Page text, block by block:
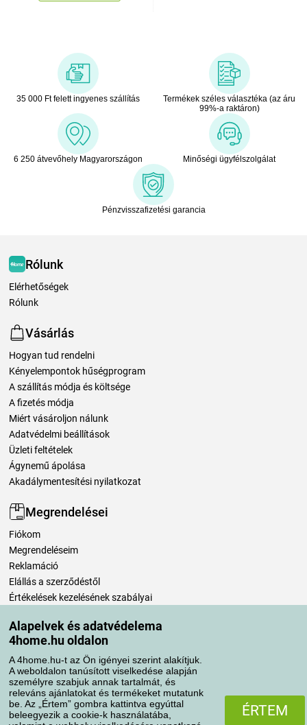
Alapelvek és adatvédelema
4home.hu oldalon
A 4home.hu-t az Ön igényei szerint alakítjuk.
A weboldalon tanúsított viselkedése alapján
személyre szabjuk annak tartalmát, és
releváns ajánlatokat és termékeket mutatunk
be. Az „Értem” gombra kattintva egyúttal
beleegyezik a cookie-k használatába,
ÉRTEM
35 000 Ft felett ingyenes szállítás
Termékek széles választéka (az áru
99%-a raktáron)
6 250 átvevőhely Magyarországon Minőségi ügyfélszolgálat
Pénzvisszafizetési garancia
Rólunk
Elérhetőségek
Rólunk
Vásárlás
Hogyan tud rendelni
Kényelempontok hűségprogram
A szállítás módja és költsége
A fizetés módja
Miért vásároljon nálunk
Adatvédelmi beállítások
Üzleti feltételek
Ágynemű ápolása
Akadálymentesítési nyilatkozat
Megrendelései
Fiókom
Megrendeléseim
Reklamáció
Elállás a szerződéstől
Értékelések kezelésének szabályai
Szállítási módok
Fizetési módok